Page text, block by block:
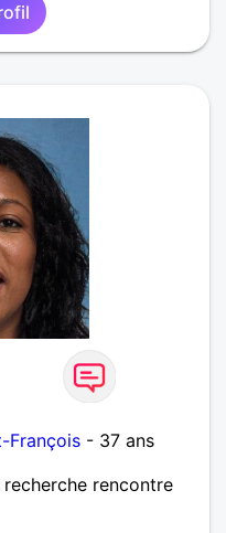
François - 37 ans
rencontre